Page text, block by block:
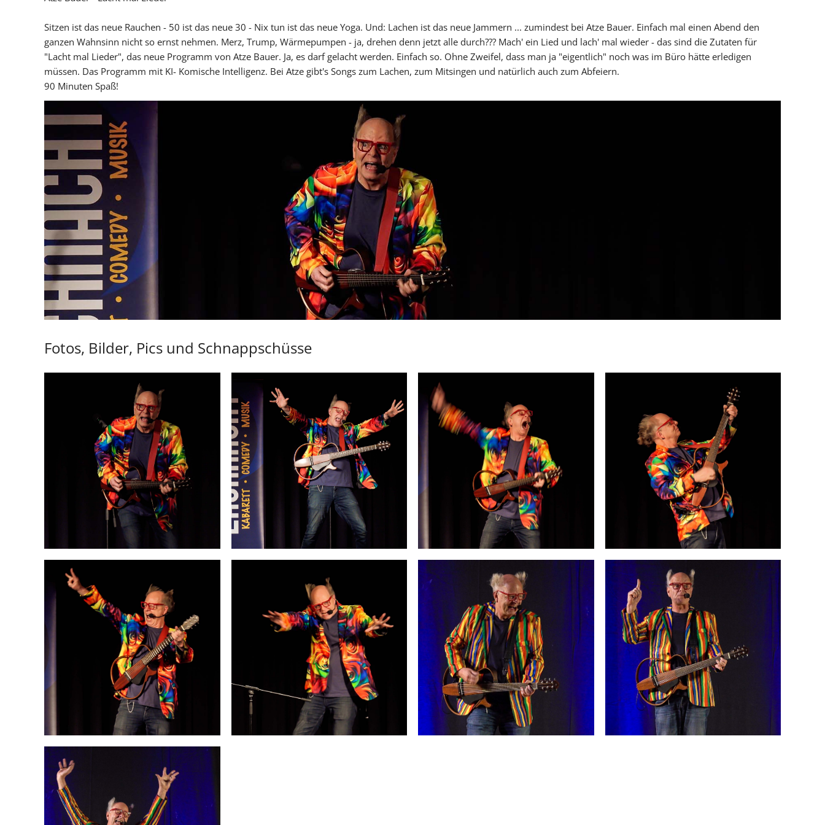
Sitzen ist das neue Rauchen - 50 ist das neue 30 - Nix tun ist das neue Yoga. Und: Lachen ist das neue Jammern ... zumindest bei Atze Bauer. Einfach mal einen Abend den
ganzen Wahnsinn nicht so ernst nehmen. Merz, Trump, Wärmepumpen - ja, drehen denn jetzt alle durch??? Mach' ein Lied und lach' mal wieder - das sind die Zutaten für
"Lacht mal Lieder", das neue Programm von Atze Bauer. Ja, es darf gelacht werden. Einfach so. Ohne Zweifel, dass man ja "eigentlich" noch was im Büro hätte erledigen
müssen. Das Programm mit KI- Komische Intelligenz. Bei Atze gibt's Songs zum Lachen, zum Mitsingen und natürlich auch zum Abfeiern.
90 Minuten Spaß!
Fotos, Bilder, Pics und Schnappschüsse